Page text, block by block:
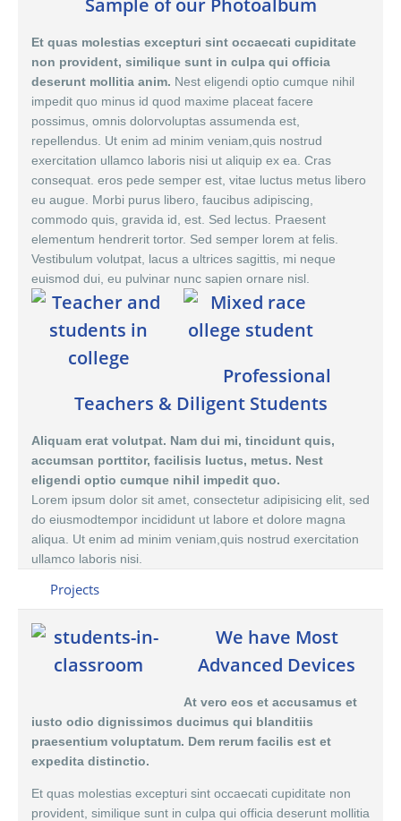
Sample of our Photoalbum
Et quas molestias excepturi sint occaecati cupiditate
non provident, similique sunt in culpa qui officia
deserunt mollitia anim. Nest eligendi optio cumque nihil
impedit quo minus id quod maxime placeat facere
possimus, omnis dolorvoluptas assumenda est,
repellendus. Ut enim ad minim veniam,quis nostrud
exercitation ullamco laboris nisi ut aliquip ex ea. Cras
consequat. eros pede semper est, vitae luctus metus libero
eu augue. Morbi purus libero, faucibus adipiscing,
commodo quis, gravida id, est. Sed lectus. Praesent
elementum hendrerit tortor. Sed semper lorem at felis.
Vestibulum volutpat, lacus a ultrices sagittis, mi neque
euismod dui, eu pulvinar nunc sapien ornare nisl.
Professional
Teachers & Diligent Students
Aliquam erat volutpat. Nam dui mi, tincidunt quis,
accumsan porttitor, facilisis luctus, metus. Nest
eligendi optio cumque nihil impedit quo.
Lorem ipsum dolor sit amet, consectetur adipisicing elit, sed
do eiusmodtempor incididunt ut labore et dolore magna
aliqua. Ut enim ad minim veniam,quis nostrud exercitation
ullamco laboris nisi.
Projects
We have Most
Advanced Devices
At vero eos et accusamus et
iusto odio dignissimos ducimus qui blanditiis
praesentium voluptatum. Dem rerum facilis est et
expedita distinctio.
Et quas molestias excepturi sint occaecati cupiditate non
provident, similique sunt in culpa qui officia deserunt mollitia